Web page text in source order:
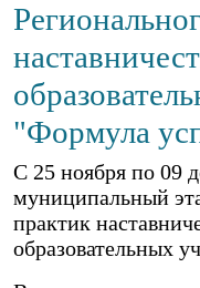
"Формула
С 25 ноября по 09
муниципальный
практик
образовательных